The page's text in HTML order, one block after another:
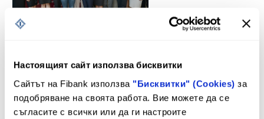
Настоящият сайт използва бисквитки
Сайтът на Fibank използва "Бисквитки" (Cookies) за
подобряване на своята работа. Вие можете да се
съгласите с всички или да ги настроите
света на големия бизнес и спорта, а и във всички
и глобализираните взаимоотношения отправят
предизвикателства и огромни изисквания към
съвременната жена, на които тя трябва да отговори, за да